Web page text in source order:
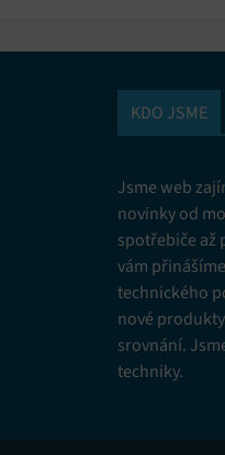
KDO JSME
Jsme web
novinky od
spotřebiče až
vám
technického
nové
srovnání.
techniky.